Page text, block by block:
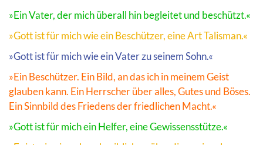
»Ein Vater, der mich überall hin begleitet und beschützt.«
»Gott ist für mich wie ein Beschützer, eine Art Talisman.«
»Gott ist für mich wie ein Vater zu seinem Sohn.«
»Ein Beschützer. Ein Bild, an das ich in meinem Geist
glauben kann. Ein Herrscher über alles, Gutes und Böses.
Ein Sinnbild des Friedens der friedlichen Macht.«
»Gott ist für mich ein Helfer, eine Gewissensstütze.«